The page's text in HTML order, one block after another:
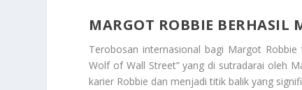
MARGOT ROBBIE BERHASIL
Terobosan internasional bagi Margot
Wolf of Wall Street” yang di sutradarai oleh
karier Robbie dan menjadi titik balik yang